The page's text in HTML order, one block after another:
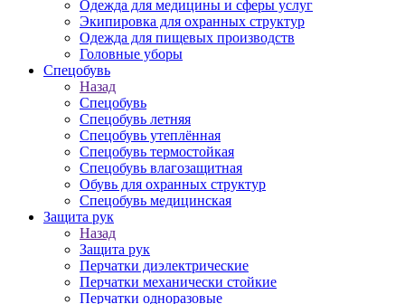
Одежда для медицины и сферы услуг
Экипировка для охранных структур
Одежда для пищевых производств
Головные уборы
Спецобувь
Назад
Спецобувь
Спецобувь летняя
Спецобувь утеплённая
Спецобувь термостойкая
Спецобувь влагозащитная
Обувь для охранных структур
Спецобувь медицинская
Защита рук
Назад
Защита рук
Перчатки диэлектрические
Перчатки механически стойкие
Перчатки одноразовые